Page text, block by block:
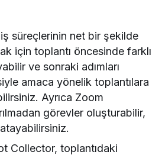
süreçlerinin net bir şekilde
için toplantı öncesinde farklı
ve sonraki adımları
amaca yönelik toplantılara
Ayrıca Zoom
görevler oluşturabilir,
Collector, toplantıdaki